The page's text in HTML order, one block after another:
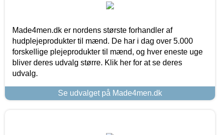
Made4men.dk er nordens største forhandler af
hudplejeprodukter til mænd. De har i dag over 5.000
forskellige plejeprodukter til mænd, og hver eneste uge
bliver deres udvalg større. Klik her for at se deres
udvalg.
Se udvalget på Made4men.dk